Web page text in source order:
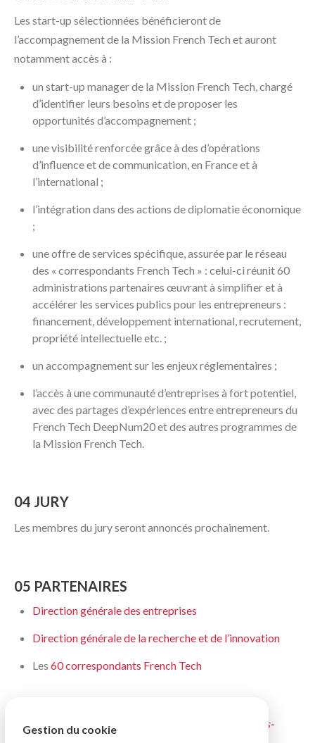
Les start-up sélectionnées bénéficieront de
l’accompagnement de la Mission French Tech et auront
notamment accès à :
un start-up manager de la Mission French Tech, chargé
d’identifier leurs besoins et de proposer les
opportunités d’accompagnement ;
une visibilité renforcée grâce à des d’opérations
d’influence et de communication, en France et à
l’international ;
l’intégration dans des actions de diplomatie économique
;
une offre de services spécifique, assurée par le réseau
des « correspondants French Tech » : celui-ci réunit 60
administrations partenaires œuvrant à simplifier et à
accélérer les services publics pour les entrepreneurs :
financement, développement international, recrutement,
propriété intellectuelle etc. ;
un accompagnement sur les enjeux réglementaires ;
l’accès à une communauté d’entreprises à fort potentiel,
avec des partages d’expériences entre entrepreneurs du
French Tech DeepNum20 et des autres programmes de
la Mission French Tech.
04 JURY
Les membres du jury seront annoncés prochainement.
05 PARTENAIRES
Direction générale des entreprises
Direction générale de la recherche et de l’innovation
Les 60 correspondants French Tech
Sourcehttps://lafrenchtech.com/fr/la-france-aide-les-
Gestion du cookie